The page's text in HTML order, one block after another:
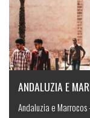
ANDALUZIA E
Andaluzia e